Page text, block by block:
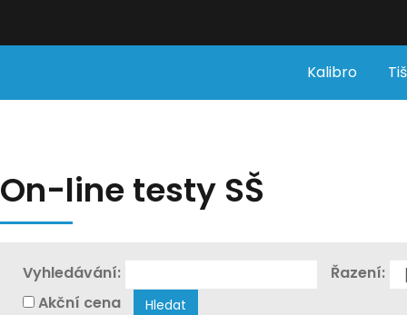
Kalibro
On-line testy SŠ
Vyhledávání: Řazení:
Akční cena
Hledat